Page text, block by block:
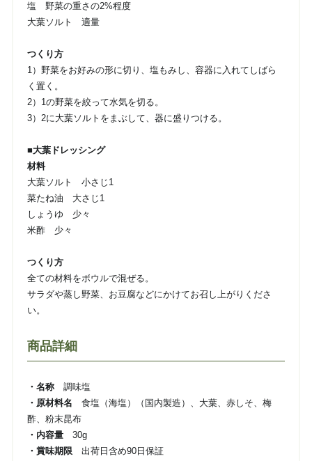
塩 野菜の重さの2%程度
大葉ソルト 適量
つくり方
1）野菜をお好みの形に切り、塩もみし、容器に入れてしばら
く置く。
2）1の野菜を絞って水気を切る。
3）2に大葉ソルトをまぶして、器に盛りつける。
■大葉ドレッシング
材料
大葉ソルト 小さじ1
菜たね油 大さじ1
しょうゆ 少々
米酢 少々
つくり方
全ての材料をボウルで混ぜる。
サラダや蒸し野菜、お豆腐などにかけてお召し上がりくださ
い。
商品詳細
・名称 調味塩
・原材料名 食塩（海塩）（国内製造）、大葉、赤しそ、梅
酢、粉末昆布
・内容量 30g
・賞味期限 出荷日含め90日保証